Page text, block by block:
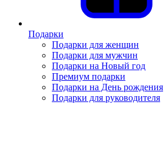
Подарки
Подарки для женщин
Подарки для мужчин
Подарки на Новый год
Премиум подарки
Подарки на День рождения
Подарки для руководителя